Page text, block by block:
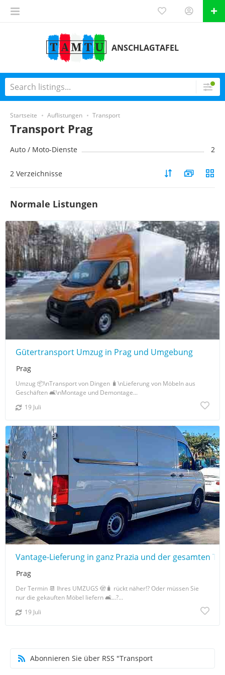
ANSCHLAGTAFEL
Startseite Auflistungen Transport
Transport Prag
Auto / Moto-Dienste 2
2 Verzeichnisse
Normale Listungen
Gütertransport Umzug in Prag und Umgebung
Prag
Umzug 📦\nTransport von Dingen 🧳\nLieferung von Möbeln aus
Geschäften 🛋️\nMontage und Demontage...
19 Juli
Vantage-Lieferung in ganz Prazia und der gesamten
Prag
Der Termin 📆 Ihres UMZUGS 🫣🧳 rückt näher!? Oder müssen Sie
nur die gekauften Möbel liefern 🛋️...?...
19 Juli
Abonnieren Sie über RSS "Transport